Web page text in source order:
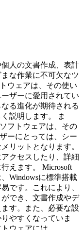
人の文書作成、表計
な作業に不可欠なツ
ウェアは、その使い
ザーに愛用されてい
る進化が期待される
説明します。 ま
フトウェアは、その
ーにとっては、シー
リットとなります。
クセスしたり、詳細
えます。 Microsoft
Windowsに標準搭載
です。これにより、
でき、文書作成やデ
す。また、必要な設
やすくなっていま